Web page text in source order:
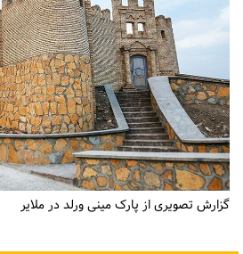
گزارش تصویری از پارک مینی ورلد در ملایر